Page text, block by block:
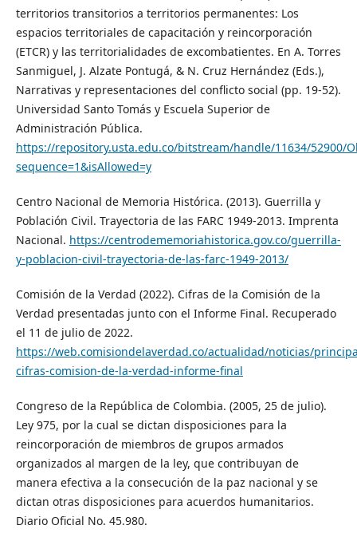
territorios transitorios a territorios permanentes: Los
espacios territoriales de capacitación y reincorporación
(ETCR) y las territorialidades de excombatientes. En A. Torres
Sanmiguel, J. Alzate Pontugá, & N. Cruz Hernández (Eds.),
Narrativas y representaciones del conflicto social (pp. 19-52).
Universidad Santo Tomás y Escuela Superior de
Administración Pública.
https://repository.usta.edu.co/bitstream/handle/11634/52900/
sequence=1&isAllowed=y
Centro Nacional de Memoria Histórica. (2013). Guerrilla y
Población Civil. Trayectoria de las FARC 1949-2013. Imprenta
Nacional. https://centrodememoriahistorica.gov.co/guerrilla-
y-poblacion-civil-trayectoria-de-las-farc-1949-2013/
Comisión de la Verdad (2022). Cifras de la Comisión de la
Verdad presentadas junto con el Informe Final. Recuperado
el 11 de julio de 2022.
https://web.comisiondelaverdad.co/actualidad/noticias/
cifras-comision-de-la-verdad-informe-final
Congreso de la República de Colombia. (2005, 25 de julio).
Ley 975, por la cual se dictan disposiciones para la
reincorporación de miembros de grupos armados
organizados al margen de la ley, que contribuyan de
manera efectiva a la consecución de la paz nacional y se
dictan otras disposiciones para acuerdos humanitarios.
Diario Oficial No. 45.980.